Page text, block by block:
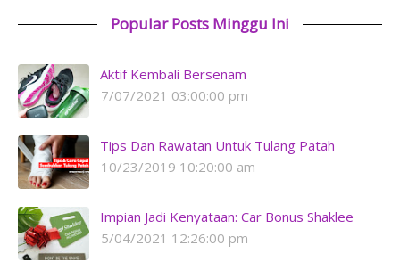
Popular Posts Minggu Ini
Aktif Kembali Bersenam
7/07/2021 03:00:00 pm
Tips Dan Rawatan Untuk Tulang Patah
10/23/2019 10:20:00 am
Impian Jadi Kenyataan: Car Bonus Shaklee
5/04/2021 12:26:00 pm